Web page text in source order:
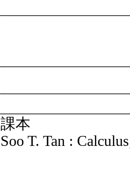
課本
Soo T. Tan :